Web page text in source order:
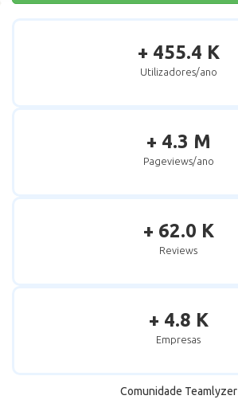
+ 455.4 K
Utilizadores/ano
+ 4.3 M
Pageviews/ano
+ 62.0 K
Reviews
+ 4.8 K
Empresas
Comunidade Teamlyzer